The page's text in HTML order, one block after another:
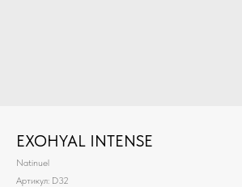
EXOHYAL INTENSE
Natinuel
Артикул: D32